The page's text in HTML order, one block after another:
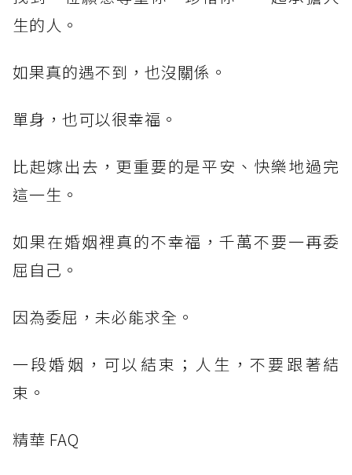
生的人。
如果真的遇不到，也沒關係。
單身，也可以很幸福。
比起嫁出去，更重要的是平安、快樂地過完
這一生。
如果在婚姻裡真的不幸福，千萬不要一再委
屈自己。
因為委屈，未必能求全。
一段婚姻，可以結束；人生，不要跟著結
束。
精華 FAQ